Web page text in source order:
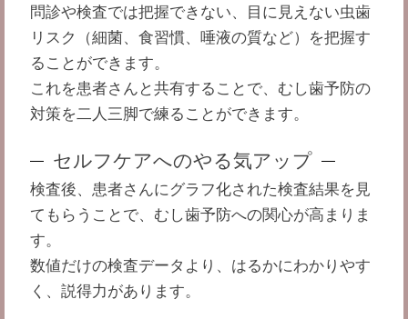
問診や検査では把握できない、目に見えない虫歯
リスク（細菌、食習慣、唾液の質など）を把握す
ることができます。
これを患者さんと共有することで、むし歯予防の
対策を二人三脚で練ることができます。
セルフケアへのやる気アップ
検査後、患者さんにグラフ化された検査結果を見
てもらうことで、むし歯予防への関心が高まりま
す。
数値だけの検査データより、はるかにわかりやす
く、説得力があります。